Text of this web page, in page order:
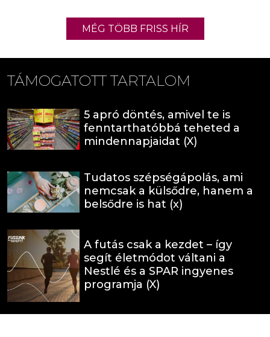
MÉG TÖBB FRISS HÍR
TÁMOGATOTT TARTALOM
5 apró döntés, amivel te is
fenntarthatóbbá teheted a
mindennapjaidat (X)
Tudatos szépségápolás, ami
nemcsak a külsődre, hanem a
belsődre is hat (x)
A futás csak a kezdet – így
segít életmódot váltani a
Nestlé és a SPAR ingyenes
programja (X)